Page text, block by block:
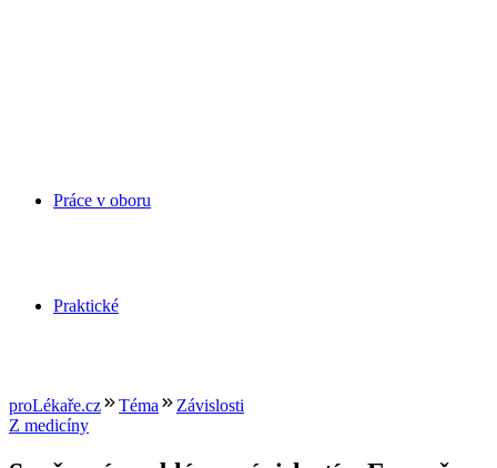
Práce v oboru
Praktické
proLékaře.cz Téma
Závislosti
Z medicíny